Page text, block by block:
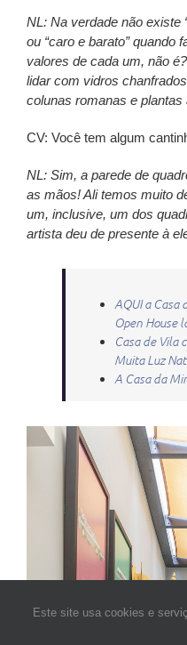
NL: Na verdade não existe
ou “caro e barato” quando
valores de cada um, não
lidar com vidros
colunas romanas e
CV: Você tem algum
NL: Sim, a parede de
as mãos! Ali temos muito
um, inclusive, um dos
artista deu de presente à
AQUI a Casa
Open House
Casa de Vila
Muita Luz
A Casa da
Este site usa cookies e